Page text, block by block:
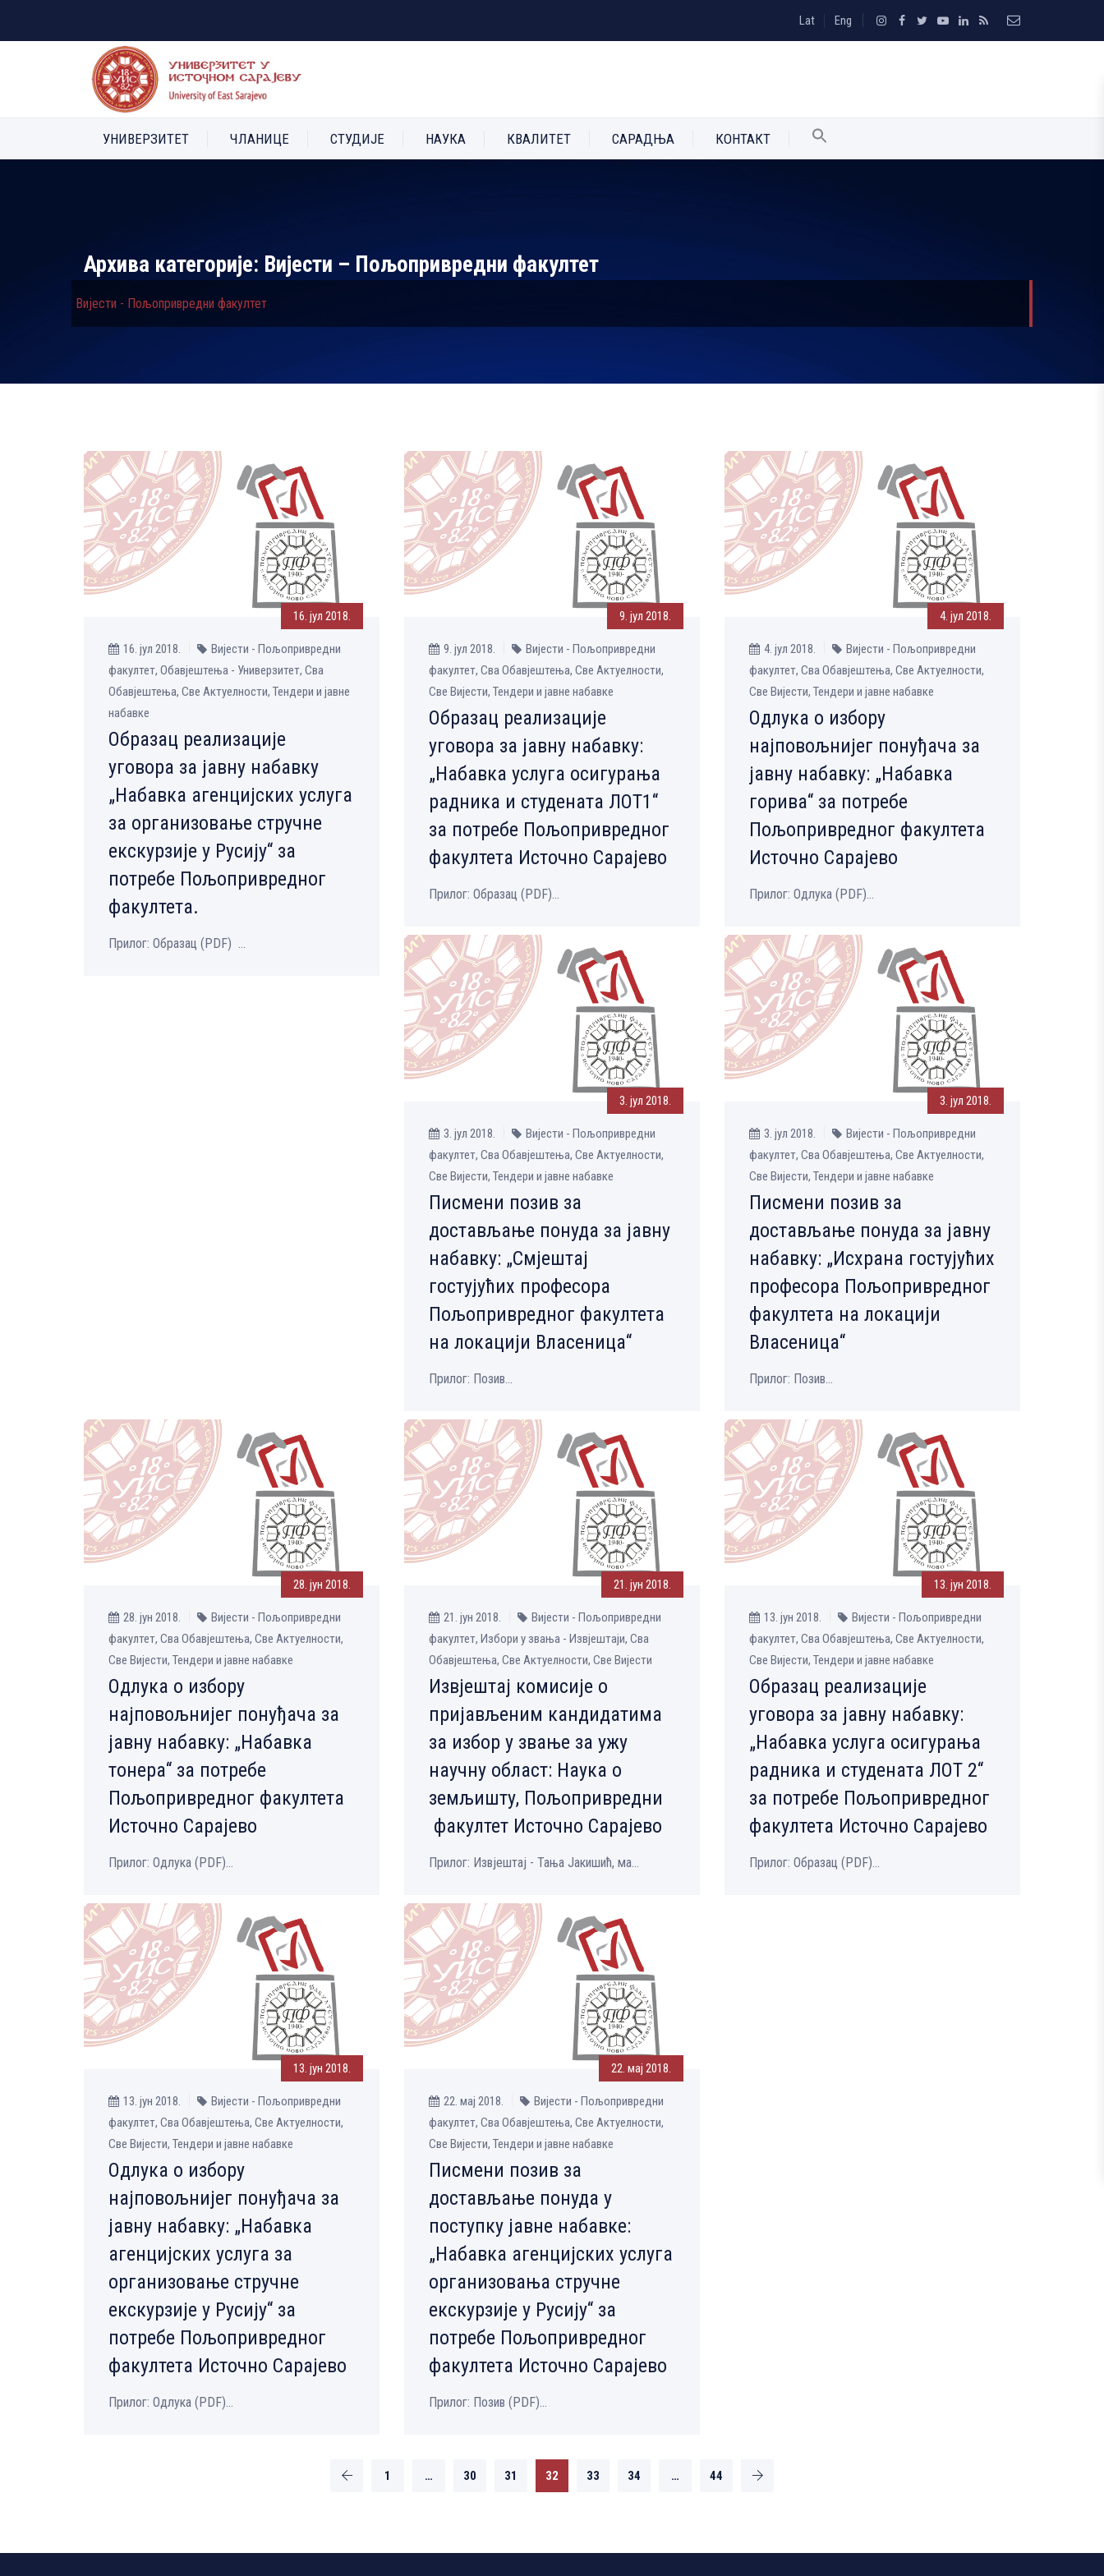
Lat Eng
УНИВЕРЗИТЕТ ЧЛАНИЦЕ СТУДИЈЕ НАУКА КВАЛИТЕТ САРАДЊА КОНТАКТ
Архива категорије: Вијести – Пољопривредни факултет
Вијести - Пољопривредни факултет
16. јул 2018.
16. јул 2018.
Вијести - Пољопривредни
факултет, Обавјештења - Универзитет, Сва
Обавјештења, Све Aктуелности, Тендери и јавне
набавке
Образац реализације
уговора за јавну набавку
„Набавка агенцијских услуга
за организовање стручне
екскурзије у Русију“ за
потребе Пољопривредног
факултета.
Прилог: Образац (PDF) ...
9. јул 2018.
9. јул 2018.
Вијести - Пољопривредни
факултет, Сва Обавјештења, Све Aктуелности,
Све Вијести, Тендери и јавне набавке
Образац реализације
уговора за јавну набавку:
„Набавка услуга осигурања
радника и студената ЛОТ1“
за потребе Пољопривредног
факултета Источно Сарајево
Прилог: Образац (PDF)...
4. јул 2018.
4. јул 2018.
Вијести - Пољопривредни
факултет, Сва Обавјештења, Све Aктуелности,
Све Вијести, Тендери и јавне набавке
Одлука о избору
најповољнијег понуђача за
јавну набавку: „Набавка
горива“ за потребе
Пољопривредног факултета
Источно Сарајево
Прилог: Одлука (PDF)...
3. јул 2018.
3. јул 2018.
Вијести - Пољопривредни
факултет, Сва Обавјештења, Све Aктуелности,
Све Вијести, Тендери и јавне набавке
Писмени позив за
достављање понуда за јавну
набавку: „Смјештај
гостујућих професора
Пољопривредног факултета
на локацији Власеница“
Прилог: Позив...
3. јул 2018.
3. јул 2018.
Вијести - Пољопривредни
факултет, Сва Обавјештења, Све Aктуелности,
Све Вијести, Тендери и јавне набавке
Писмени позив за
достављање понуда за јавну
набавку: „Исхрана гостујућих
професора Пољопривредног
факултета на локацији
Власеница“
Прилог: Позив...
28. јун 2018.
28. јун 2018.
Вијести - Пољопривредни
факултет, Сва Обавјештења, Све Aктуелности,
Све Вијести, Тендери и јавне набавке
Одлука о избору
најповољнијег понуђача за
јавну набавку: „Набавка
тонера“ за потребе
Пољопривредног факултета
Источно Сарајево
Прилог: Одлука (PDF)...
21. јун 2018.
21. јун 2018.
Вијести - Пољопривредни
факултет, Избори у звања - Извјештаји, Сва
Обавјештења, Све Aктуелности, Све Вијести
Извјештај комисије о
пријављеним кандидатима
за избор у звање за ужу
научну област: Наука о
земљишту, Пољопривредни
факултет Источно Сарајево
Прилог: Извјештај - Тања Јакишић, ма...
13. јун 2018.
13. јун 2018.
Вијести - Пољопривредни
факултет, Сва Обавјештења, Све Aктуелности,
Све Вијести, Тендери и јавне набавке
Образац реализације
уговора за јавну набавку:
„Набавка услуга осигурања
радника и студената ЛОТ 2“
за потребе Пољопривредног
факултета Источно Сарајево
Прилог: Образац (PDF)...
13. јун 2018.
13. јун 2018.
Вијести - Пољопривредни
факултет, Сва Обавјештења, Све Aктуелности,
Све Вијести, Тендери и јавне набавке
Одлукa о избору
најповољнијег понуђача за
јавну набавку: „Набавка
агенцијских услуга за
организовање стручне
екскурзије у Русију“ за
потребе Пољопривредног
факултета Источно Сарајево
Прилог: Одлука (PDF)...
22. мај 2018.
22. мај 2018.
Вијести - Пољопривредни
факултет, Сва Обавјештења, Све Aктуелности,
Све Вијести, Тендери и јавне набавке
Писмени позив за
достављање понуда у
поступку јавне набавке:
„Набавка агенцијских услуга
организовања стручне
екскурзије у Русију“ за
потребе Пољопривредног
факултета Источно Сарајево
Прилог: Позив (PDF)...
1 … 30 31 32 33 34 … 44